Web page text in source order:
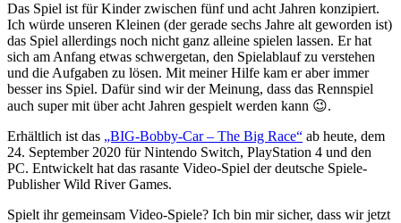
Das Spiel ist für Kinder zwischen fünf und acht Jahren konzipiert.
Ich würde unseren Kleinen (der gerade sechs Jahre alt geworden ist)
das Spiel allerdings noch nicht ganz alleine spielen lassen. Er hat
sich am Anfang etwas schwergetan, den Spielablauf zu verstehen
und die Aufgaben zu lösen. Mit meiner Hilfe kam er aber immer
besser ins Spiel. Dafür sind wir der Meinung, dass das Rennspiel
auch super mit über acht Jahren gespielt werden kann 😉.
Erhältlich ist das „BIG-Bobby-Car – The Big Race“ ab heute, dem
24. September 2020 für Nintendo Switch, PlayStation 4 und den
PC. Entwickelt hat das rasante Video-Spiel der deutsche Spiele-
Publisher Wild River Games.
Spielt ihr gemeinsam Video-Spiele? Ich bin mir sicher, dass wir jetzt